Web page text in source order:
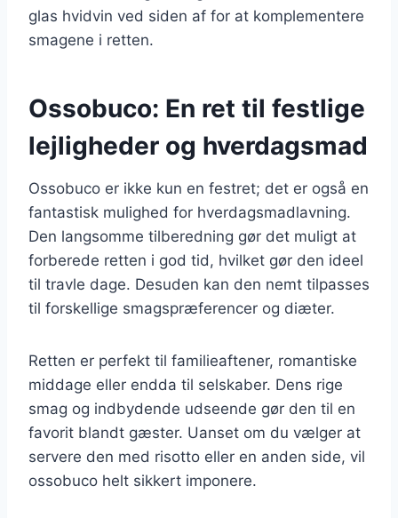
glas hvidvin ved siden af for at komplementere
smagene i retten.
Ossobuco: En ret til festlige
lejligheder og hverdagsmad
Ossobuco er ikke kun en festret; det er også en
fantastisk mulighed for hverdagsmadlavning.
Den langsomme tilberedning gør det muligt at
forberede retten i god tid, hvilket gør den ideel
til travle dage. Desuden kan den nemt tilpasses
til forskellige smagspræferencer og diæter.
Retten er perfekt til familieaftener, romantiske
middage eller endda til selskaber. Dens rige
smag og indbydende udseende gør den til en
favorit blandt gæster. Uanset om du vælger at
servere den med risotto eller en anden side, vil
ossobuco helt sikkert imponere.